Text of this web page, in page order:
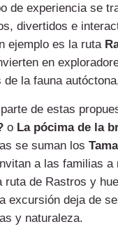
de experiencia se
divertidos e
ejemplo es la ruta
en
la fauna
de estas
o La pócima de la
se suman los
a las familias
ruta de Rastros y
excursión deja de
y naturaleza.